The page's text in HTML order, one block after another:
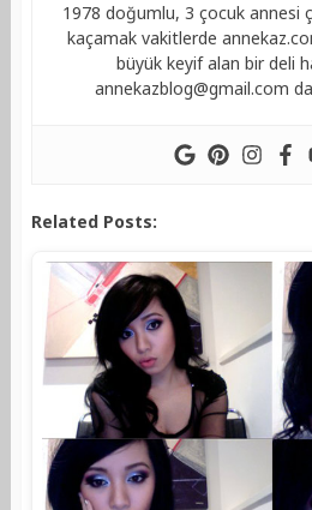
1978 doğumlu, 3 çocuk annesi
kaçamak vakitlerde
büyük keyif alan bir deli
annekazblog@gmail.com
Related Posts: